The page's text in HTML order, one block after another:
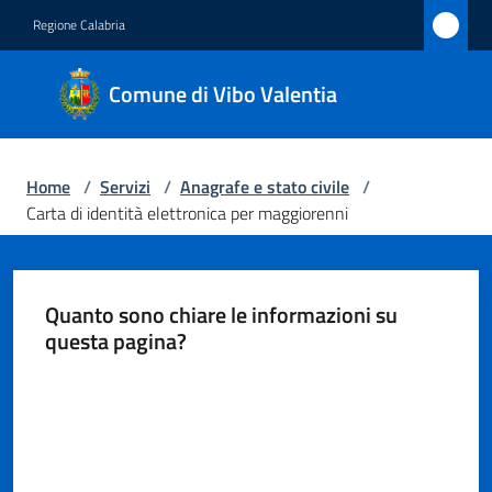
Regione Calabria
Comune di Vibo Valentia
Comune
di Vibo
Valentia
Amministrazione
Servizi
Home / Servizi / Anagrafe e stato civile /
Carta di identità elettronica per maggiorenni
Quanto sono chiare le informazioni su
questa pagina?